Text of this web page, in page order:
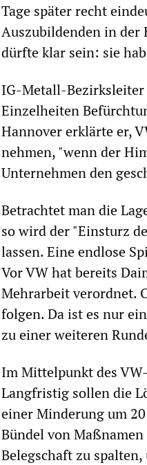
Tage später recht
Auszubildenden in der
dürfte klar sein: sie
IG-Metall-Bezirksleiter
Einzelheiten
Hannover erklärte er,
nehmen, "wenn der
Unternehmen den
Betrachtet man die
so wird der "Einsturz
lassen. Eine endlose
Vor VW hat bereits
Mehrarbeit verordnet.
folgen. Da ist es nur
zu einer weiteren
Im Mittelpunkt des
Langfristig sollen die
einer Minderung um
Bündel von
Belegschaft zu